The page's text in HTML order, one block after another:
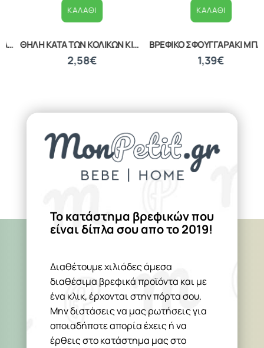
ΒΡΕΦΙΚΟ ΣΦΟΥΓΓΑΡΑΚΙ ΜΠΑΝΙΟΥ WHITE 20040210001
1,39€
ΚΑΛΆΘΙ
ΒΡΕΦΙΚΑ ΚΟΥΤΑΛΑΚΙΑ ΕΚΜΑΘΗΣΗΣ ΣΕΤ 2 ΤΕΜΑΧΙΩΝ LORELLI 10230480002
1,87€
ΚΑΛΆΘΙ
Το κατάστημα βρεφικών που
είναι δίπλα σου απο το 2019!
Διαθέτουμε χιλιάδες άμεσα
διαθέσιμα βρεφικά προϊόντα και με
ένα κλικ, έρχονται στην πόρτα σου.
Μην διστάσεις να μας ρωτήσεις για
οποιαδήποτε απορία έχεις ή να
έρθεις στο κατάστημα μας στο